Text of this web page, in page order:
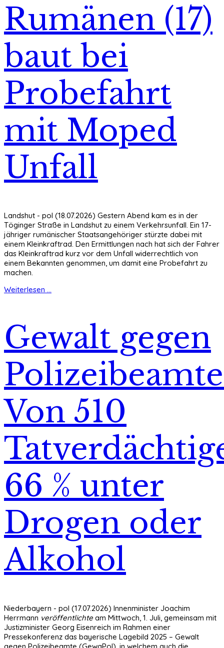
Rumänen (17)
baut bei
Probefahrt
mit Moped
Unfall
Landshut - pol (18.07.2026) Gestern Abend kam es in der
Töginger Straße in Landshut zu einem Verkehrsunfall. Ein 17-
jähriger rumänischer Staatsangehöriger stürzte dabei mit
einem Kleinkraftrad. Den Ermittlungen nach hat sich der Fahrer
das Kleinkraftrad kurz vor dem Unfall widerrechtlich von
einem Bekannten genommen, um damit eine Probefahrt zu
machen.
Weiterlesen ...
Gewalt gegen
Von 510
66 % unter
Drogen oder
Alkohol
Niederbayern - pol (17.07.2026) Innenminister Joachim
Herrmann veröffentlichte am Mittwoch, 1. Juli, gemeinsam mit
Justizminister Georg Eisenreich im Rahmen einer
Pressekonferenz das bayerische Lagebild 2025 – Gewalt